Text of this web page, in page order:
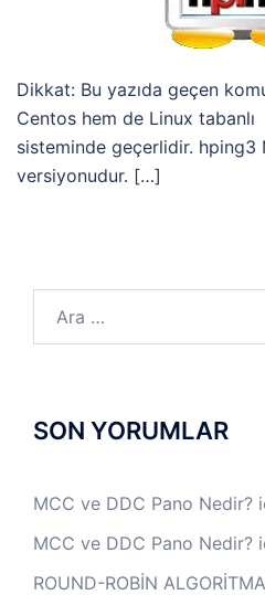
Dikkat: Bu yazıda geçen
Centos hem de Linux
sisteminde geçerlidir. hping3
versiyonudur. […]
SON YORUMLAR
MCC ve DDC Pano Nedir?
MCC ve DDC Pano Nedir?
ROUND-ROBİN